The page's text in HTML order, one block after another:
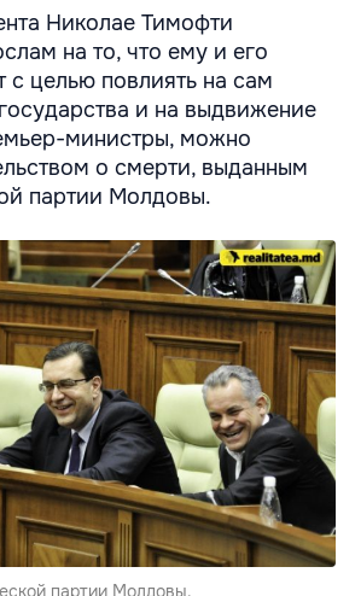
Николае Тимофти
на то, что ему и его
с целью повлиять на сам
и на выдвижение
министры, можно
о смерти, выданным
партии Молдовы.
партии Молдовы.